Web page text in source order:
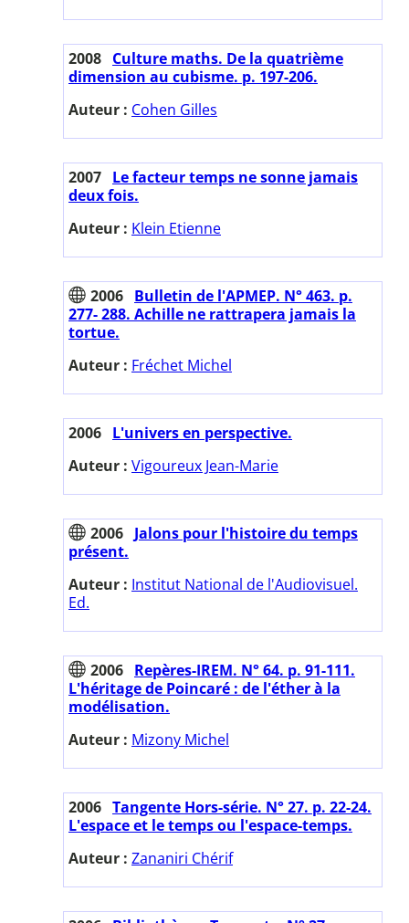
2008 Culture maths. De la quatrième
dimension au cubisme. p. 197-206.
Auteur : Cohen Gilles
2007 Le facteur temps ne sonne jamais
deux fois.
Auteur : Klein Etienne
2006 Bulletin de l'APMEP. N° 463. p.
277- 288. Achille ne rattrapera jamais la
tortue.
Auteur : Fréchet Michel
2006 L'univers en perspective.
Auteur : Vigoureux Jean-Marie
2006 Jalons pour l'histoire du temps
présent.
Auteur : Institut National de l'Audiovisuel.
Ed.
2006 Repères-IREM. N° 64. p. 91-111.
L'héritage de Poincaré : de l'éther à la
modélisation.
Auteur : Mizony Michel
2006 Tangente Hors-série. N° 27. p. 22-24.
L'espace et le temps ou l'espace-temps.
Auteur : Zananiri Chérif